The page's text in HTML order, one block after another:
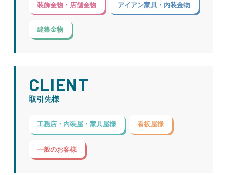
装飾金物・店舗金物 アイアン家具・内装金物
建築金物
CLIENT
取引先様
工務店・内装屋・家具屋様 看板屋様
一般のお客様